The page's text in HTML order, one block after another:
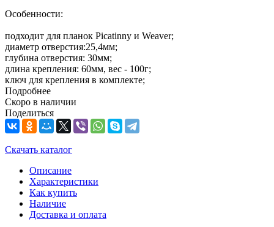
Особенности:
подходит для планок Piсatinny и Weaver;
диаметр отверстия:25,4мм;
глубина отверстия: 30мм;
длина крепления: 60мм, вес - 100г;
ключ для крепления в комплекте;
Подробнее
Скоро в наличии
Поделиться
Скачать каталог
Описание
Характеристики
Как купить
Наличие
Доставка и оплата